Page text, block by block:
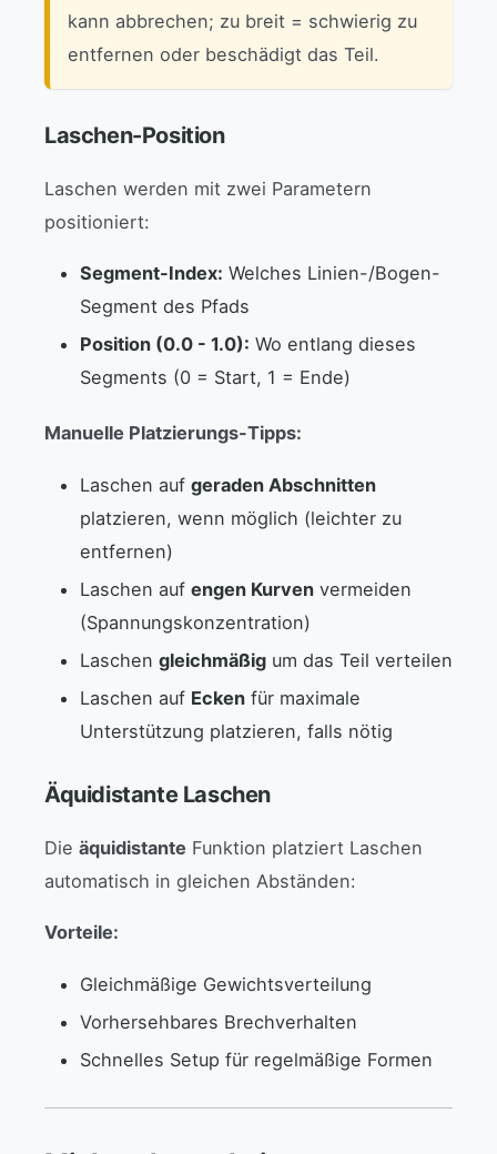
kann abbrechen; zu breit = schwierig zu
entfernen oder beschädigt das Teil.
Laschen-Position
Laschen werden mit zwei Parametern
positioniert:
Segment-Index: Welches Linien-/Bogen-
Segment des Pfads
Position (0.0 - 1.0): Wo entlang dieses
Segments (0 = Start, 1 = Ende)
Manuelle Platzierungs-Tipps:
Laschen auf geraden Abschnitten
platzieren, wenn möglich (leichter zu
entfernen)
Laschen auf engen Kurven vermeiden
(Spannungskonzentration)
Laschen gleichmäßig um das Teil verteilen
Laschen auf Ecken für maximale
Unterstützung platzieren, falls nötig
Äquidistante Laschen
Die äquidistante Funktion platziert Laschen
automatisch in gleichen Abständen:
Vorteile:
Gleichmäßige Gewichtsverteilung
Vorhersehbares Brechverhalten
Schnelles Setup für regelmäßige Formen